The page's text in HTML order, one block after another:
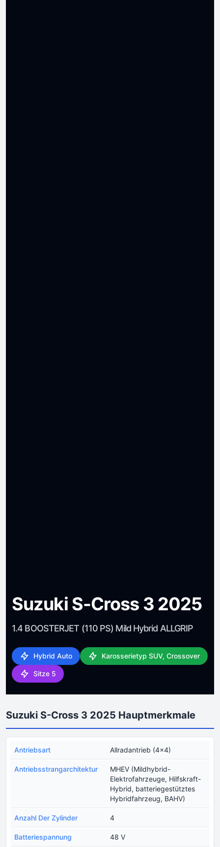
Suzuki S-Cross 3 2025
1.4 BOOSTERJET (110 PS) Mild Hybrid ALLGRIP
Hybrid Auto Karosserietyp SUV, Crossover
Sitze 5
Suzuki S-Cross 3 2025 Hauptmerkmale
Antriebsart Allradantrieb (4x4)
Antriebsstrangarchitektur
MHEV (Mildhybrid-
Elektrofahrzeuge, Hilfskraft-
Hybrid, batteriegestütztes
Hybridfahrzeug, BAHV)
Anzahl Der Zylinder 4
Batteriespannung 48 V